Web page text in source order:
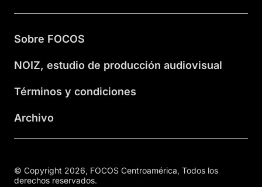
Sobre FOCOS
NOIZ, estudio de producción audiovisual
Términos y condiciones
Archivo
© Copyright 2026, FOCOS Centroamérica, Todos los
derechos reservados.